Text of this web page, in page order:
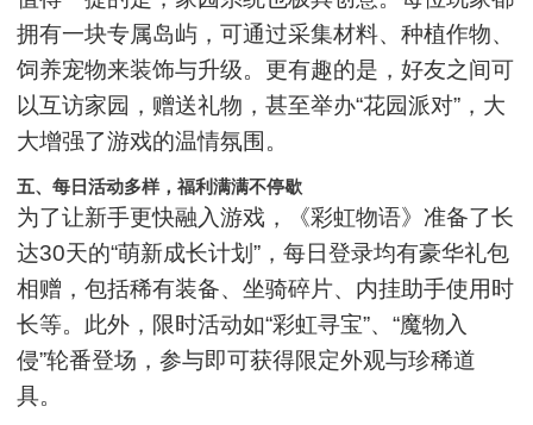
拥有一块专属岛屿，可通过采集材料、种植作物、
饲养宠物来装饰与升级。更有趣的是，好友之间可
以互访家园，赠送礼物，甚至举办“花园派对”，大
大增强了游戏的温情氛围。
五、每日活动多样，福利满满不停歇
为了让新手更快融入游戏，《彩虹物语》准备了长
达30天的“萌新成长计划”，每日登录均有豪华礼包
相赠，包括稀有装备、坐骑碎片、内挂助手使用时
长等。此外，限时活动如“彩虹寻宝”、“魔物入
侵”轮番登场，参与即可获得限定外观与珍稀道
具。